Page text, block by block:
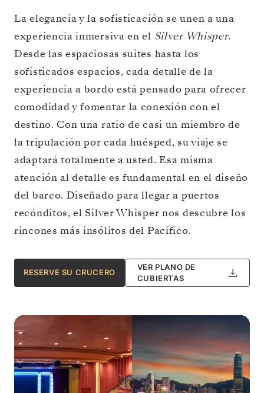
La elegancia y la sofisticación se unen a una
experiencia inmersiva en el Silver Whisper.
Desde las espaciosas suites hasta los
sofisticados espacios, cada detalle de la
experiencia a bordo está pensado para ofrecer
comodidad y fomentar la conexión con el
destino. Con una ratio de casi un miembro de
la tripulación por cada huésped, su viaje se
adaptará totalmente a usted. Esa misma
atención al detalle es fundamental en el diseño
del barco. Diseñado para llegar a puertos
recónditos, el Silver Whisper nos descubre los
rincones más insólitos del Pacífico.
RESERVE SU CRUCERO
VER PLANO DE
CUBIERTAS